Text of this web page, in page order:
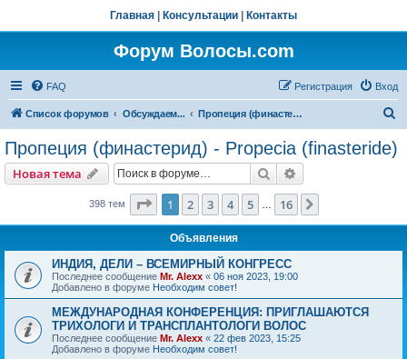
Главная Консультации Контакты
Форум Волосы.com
FAQ Вход
Регистрация
Список форумов Обсуждаем... Пропеция (финастерид) - Propecia (finasteride)
Пропеция (финастерид) - Propecia (finasteride)
Новая тема Поиск
398 тем Страница из 16
1 2 3 4 5 16
Объявления
ИНДИЯ, ДЕЛИ – ВСЕМИРНЫЙ КОНГРЕСС
Последнее сообщение Mr. Alexx « 06 ноя 2023, 19:00
Добавлено в форуме Необходим совет!
МЕЖДУНАРОДНАЯ КОНФЕРЕНЦИЯ: ПРИГЛАШАЮТСЯ
ТРИХОЛОГИ И ТРАНСПЛАНТОЛОГИ ВОЛОС
Последнее сообщение Mr. Alexx « 22 фев 2023, 15:25
Добавлено в форуме Необходим совет!